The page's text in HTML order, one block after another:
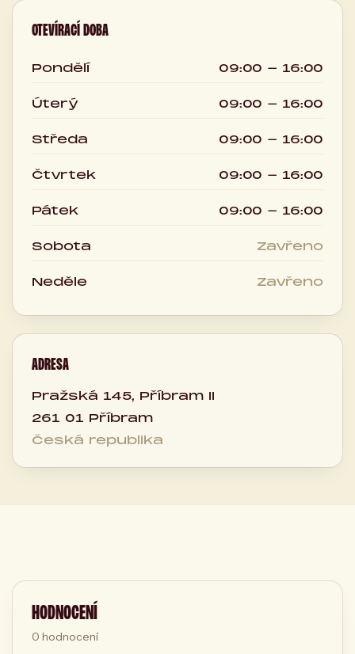
OTEVÍRACÍ DOBA
Pondělí 09:00 - 16:00
Úterý 09:00 - 16:00
Středa 09:00 - 16:00
Čtvrtek 09:00 - 16:00
Pátek 09:00 - 16:00
Sobota Zavřeno
Neděle Zavřeno
ADRESA
Pražská 145, Příbram II
261 01 Příbram
Česká republika
HODNOCENÍ
0 hodnocení